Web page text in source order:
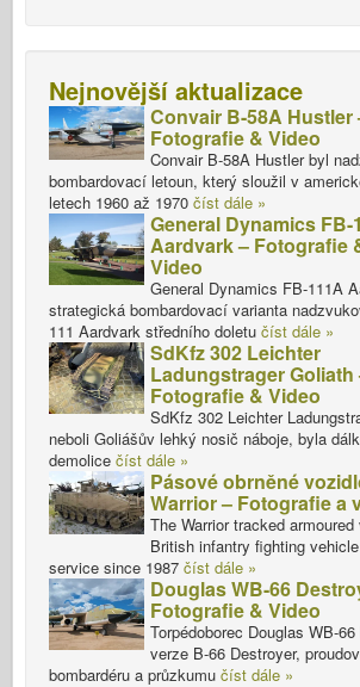
Nejnovější aktualizace
Convair B-58A Hustler
Fotografie & Video
Convair B-58A Hustler byl
bombardovací letoun, který sloužil v
letech 1960 až 1970 číst dále »
General Dynamics FB-
Aardvark – Fotografie
Video
General Dynamics FB-111A
strategická bombardovací varianta
111 Aardvark středního doletu číst dále »
SdKfz 302 Leichter
Ladungstrager Goliath
Fotografie & Video
SdKfz 302 Leichter
neboli Goliášův lehký nosič náboje, byla
demolice číst dále »
Pásové obrněné
Warrior – Fotografie a
The Warrior tracked
British infantry fighting
service since 1987 číst dále »
Douglas WB-66
Fotografie & Video
Torpédoborec Douglas WB-
verze B-66 Destroyer,
bombardéru a průzkumu číst dále »